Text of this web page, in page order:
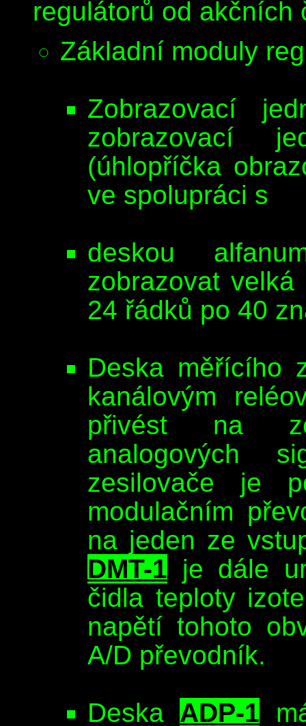
regulátorů od akčních
Základní moduly
Zobrazovací
zobrazovací
(úhlopříčka
ve spolupráci s
deskou
zobrazovat
24 řádků po 40
Deska měřícího
kanálovým
přivést na
analogových
zesilovače je
modulačním
na jeden ze
DMT-1 je dále
čidla teploty
napětí tohoto
A/D převodník.
Deska ADP-1